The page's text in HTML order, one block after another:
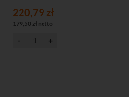
220,79 zł
179,50 zł netto